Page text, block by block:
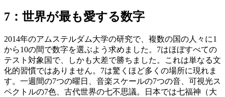
7：世界が最も愛する数字
2014年のアムステルダム大学の研究で、複数の国の人々に1
から10の間で数字を選ぶよう求めました。7はほぼすべての
テスト対象国で、しかも大差で勝ちました。これは単なる文
化的習慣ではありません。7は驚くほど多くの場所に現れま
す。一週間の7つの曜日、音楽スケールの7つの音、可視光ス
ペクトルの7色、古代世界の七不思議。日本では七福神（大